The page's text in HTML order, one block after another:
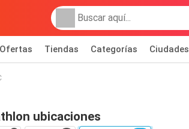
Ofertas Tiendas Categorías Ciudades
ubicaciones